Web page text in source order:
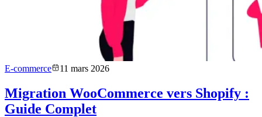
E-commerce 11 mars 2026
Migration WooCommerce vers Shopify :
Guide Complet